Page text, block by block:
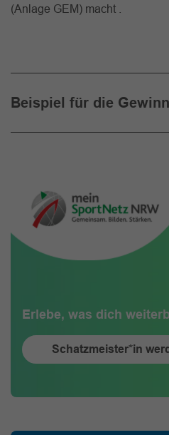
(Anlage GEM) macht .
Beispiel für die
Erlebe, was dich
Schatzmeister*in